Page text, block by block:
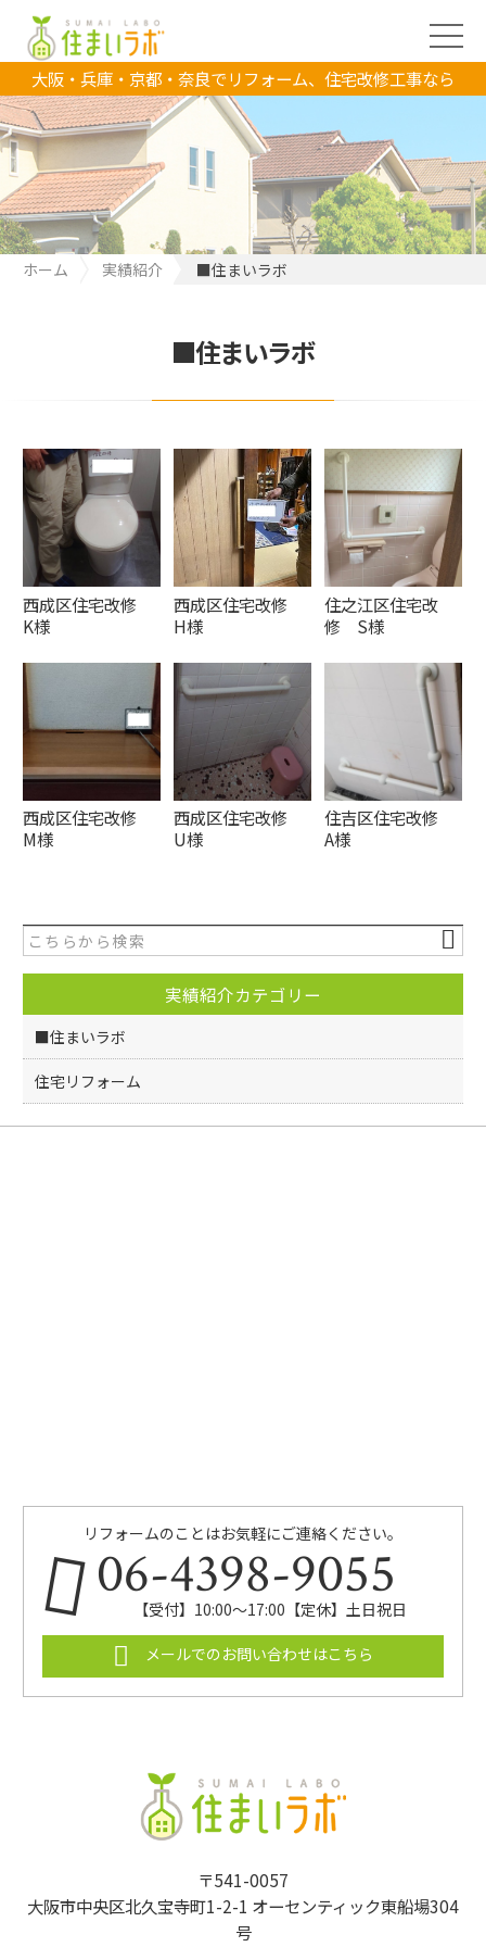
大阪・兵庫・京都・奈良でリフォーム、住宅改修工事なら
ホーム 実績紹介 ■住まいラボ
■住まいラボ
西成区住宅改修
K様
西成区住宅改修
H様
住之江区住宅改
修 S様
西成区住宅改修
M様
西成区住宅改修
U様
住吉区住宅改修
A様
実績紹介カテゴリー
■住まいラボ
住宅リフォーム
リフォームのことはお気軽にご連絡ください。
06-4398-9055
【受付】10:00～17:00【定休】土日祝日
メールでのお問い合わせはこちら
〒541-0057
大阪市中央区北久宝寺町1-2-1 オーセンティック東船場304
号